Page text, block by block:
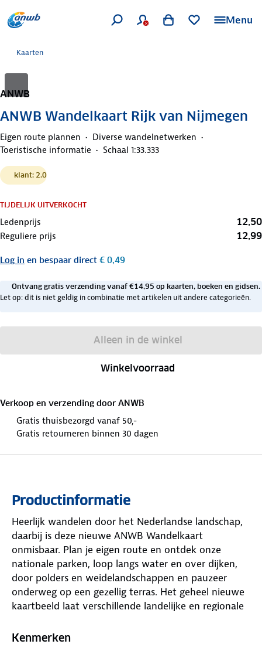
Menu
Kaarten
ANWB
ANWB Wandelkaart Rijk van Nijmegen
Eigen route plannen
Diverse wandelnetwerken
Toeristische informatie
Schaal 1:33.333
klant: 2.0
TIJDELIJK UITVERKOCHT
Ledenprijs 12,50
Reguliere prijs 12,99
Log in en bespaar direct € 0,49
Ontvang gratis verzending vanaf €14,95 op kaarten, boeken en gidsen.
Let op: dit is niet geldig in combinatie met artikelen uit andere categorieën.
Alleen in de winkel
Winkelvoorraad
Verkoop en verzending door ANWB
Gratis thuisbezorgd vanaf 50,-
Gratis retourneren binnen 30 dagen
Productinformatie
Heerlijk wandelen door het Nederlandse landschap,
daarbij is deze nieuwe ANWB Wandelkaart
onmisbaar. Plan je eigen route en ontdek onze
nationale parken, loop langs water en over dijken,
door polders en weidelandschappen en pauzeer
onderweg op een gezellig terras. Het geheel nieuwe
kaartbeeld laat verschillende landelijke en regionale
Wandelpaden), streekpaden en knooppunten. De
Kenmerken